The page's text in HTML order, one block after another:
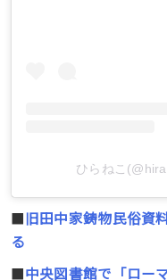
ひらねこ
■旧田中家鋳物民俗資
る
■中央図書館で「ロー